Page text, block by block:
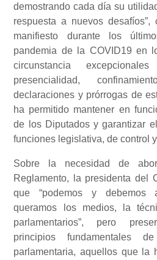
demostrando cada día su
respuesta a nuevos
manifiesto durante los
pandemia de la COVID19 en
circunstancia
presencialidad,
declaraciones y prórrogas de
ha permitido mantener en
de los Diputados y garantizar
funciones legislativa, de control
Sobre la necesidad de
Reglamento, la presidenta del
que “podemos y debemos
queramos los medios, la
parlamentarios”, pero
principios fundamentales
parlamentaria, aquellos que la